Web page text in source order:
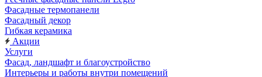
Фасадные термопанели
Фасадный декор
Гибкая керамика
Акции
Услуги
Фасад, ландшафт и благоустройство
Интерьеры и работы внутри помещений